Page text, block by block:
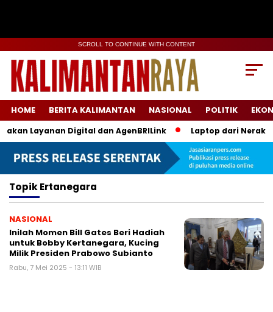
SCROLL TO CONTINUE WITH CONTENT
HOME BERITA KALIMANTAN NASIONAL POLITIK
Layanan Digital dan AgenBRILink Laptop dari
TopikErtanegara
NASIONAL
Inilah Momen Bill Gates Beri Hadiah
untuk Bobby Kertanegara, Kucing
Milik Presiden Prabowo Subianto
Rabu, 7 Mei 2025 - 13:11 WIB